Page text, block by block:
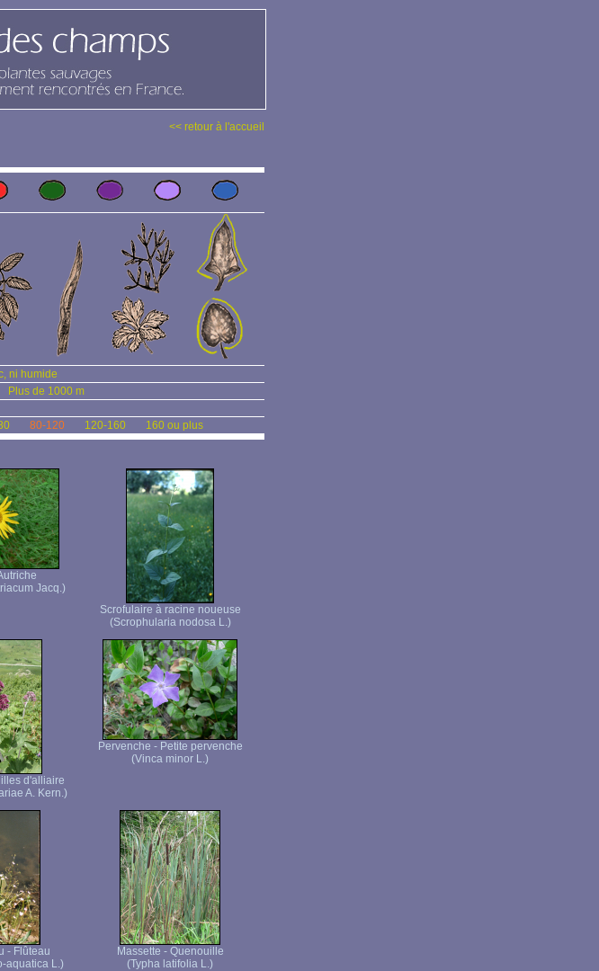
<< retour à l'accueil
ni humide
Plus de 1000 m
80-120 120-160 160 ou plus
Jacq.)
Scrofulaire à racine noueuse
(Scrophularia nodosa L.)
d'alliaire
A. Kern.)
Pervenche - Petite pervenche
(Vinca minor L.)
- Flûteau
aquatica L.)
Massette - Quenouille
(Typha latifolia L.)